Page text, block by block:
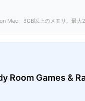
Mac、8GB以上のメモリ。最大
Room Games &